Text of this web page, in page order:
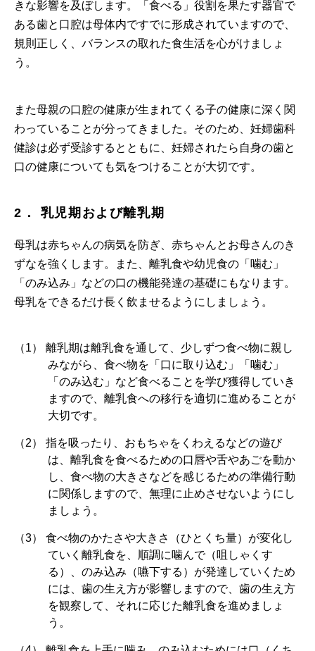
きな影響を及ぼします。「食べる」役割を果たす器官で
ある歯と口腔は母体内ですでに形成されていますので、
規則正しく、バランスの取れた食生活を心がけましょ
う。
また母親の口腔の健康が生まれてくる子の健康に深く関
わっていることが分ってきました。そのため、妊婦歯科
健診は必ず受診するとともに、妊婦されたら自身の歯と
口の健康についても気をつけることが大切です。
2． 乳児期および離乳期
母乳は赤ちゃんの病気を防ぎ、赤ちゃんとお母さんのき
ずなを強くします。また、離乳食や幼児食の「噛む」
「のみ込み」などの口の機能発達の基礎にもなります。
母乳をできるだけ長く飲ませるようにしましょう。
離乳期は離乳食を通して、少しずつ食べ物に親し
みながら、食べ物を「口に取り込む」「噛む」
「のみ込む」など食べることを学び獲得していき
ますので、離乳食への移行を適切に進めることが
大切です。
指を吸ったり、おもちゃをくわえるなどの遊び
は、離乳食を食べるための口唇や舌やあごを動か
し、食べ物の大きさなどを感じるための準備行動
に関係しますので、無理に止めさせないようにし
ましょう。
食べ物のかたさや大きさ（ひとくち量）が変化し
ていく離乳食を、順調に噛んで（咀しゃくす
る）、のみ込み（嚥下する）が発達していくため
には、歯の生え方が影響しますので、歯の生え方
を観察して、それに応じた離乳食を進めましょ
う。